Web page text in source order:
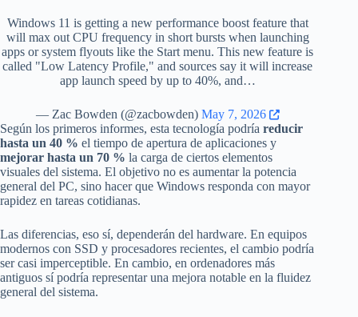
Windows 11 is getting a new performance boost feature that
will max out CPU frequency in short bursts when launching
apps or system flyouts like the Start menu. This new feature is
called "Low Latency Profile," and sources say it will increase
app launch speed by up to 40%, and…
— Zac Bowden (@zacbowden) May 7, 2026
Según los primeros informes, esta tecnología podría reducir
hasta un 40 % el tiempo de apertura de aplicaciones y
mejorar hasta un 70 % la carga de ciertos elementos
visuales del sistema. El objetivo no es aumentar la potencia
general del PC, sino hacer que Windows responda con mayor
rapidez en tareas cotidianas.
Las diferencias, eso sí, dependerán del hardware. En equipos
modernos con SSD y procesadores recientes, el cambio podría
ser casi imperceptible. En cambio, en ordenadores más
antiguos sí podría representar una mejora notable en la fluidez
general del sistema.